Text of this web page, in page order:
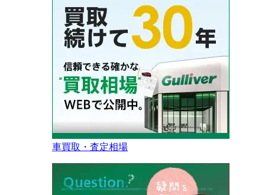
車買取・査定相場